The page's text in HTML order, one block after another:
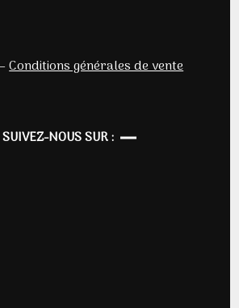
Conditions générales de vente
SUIVEZ-NOUS SUR :